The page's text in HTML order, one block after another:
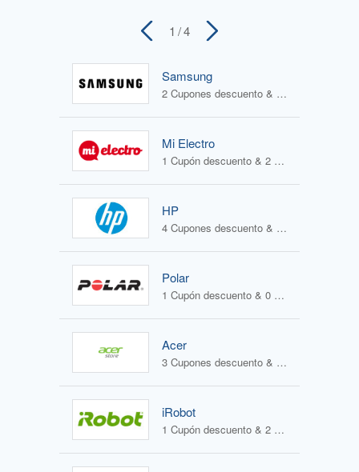
1 / 4
Samsung
2 Cupones descuento & 4 Ofertas
Mi Electro
1 Cupón descuento & 2 Ofertas
HP
4 Cupones descuento & 1 Oferta
Polar
1 Cupón descuento & 0 Ofertas
Acer
3 Cupones descuento & 2 Ofertas
iRobot
1 Cupón descuento & 2 Ofertas